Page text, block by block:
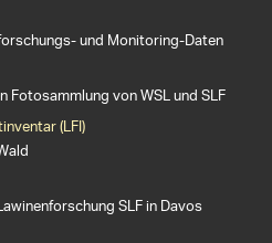
und Monitoring-Daten
von WSL und SLF
(LFI)
SLF in Davos